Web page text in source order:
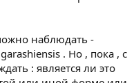
наблюдать -
. Но , пока , с
: является ли это